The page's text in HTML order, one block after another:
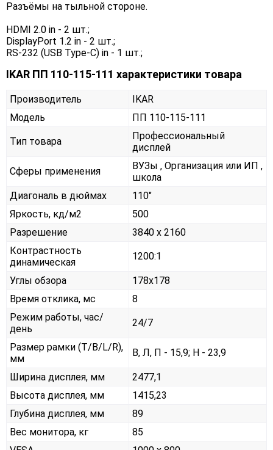
Разъёмы на тыльной стороне.
HDMI 2.0 in - 2 шт.;
DisplayPort 1.2 in - 2 шт.;
RS-232 (USB Type-C) in - 1 шт.;
IKAR ПП 110-115-111 характеристики товара
Производитель
IKAR
Модель
ПП 110-115-111
Тип товара
Профессиональный
дисплей
Сферы применения
ВУЗы , Организация или ИП ,
школа
Диагональ в дюймах
110"
Яркость, кд/м2
500
Разрешение
3840 x 2160
Контрастность
динамическая
1200:1
Углы обзора
178x178
Время отклика, мс
8
Режим работы, час/
день
24/7
Размер рамки (T/B/L/R),
мм
В, Л, П - 15,9; Н - 23,9
Ширина дисплея, мм
2477,1
Высота дисплея, мм
1415,23
Глубина дисплея, мм
89
Вес монитора, кг
85